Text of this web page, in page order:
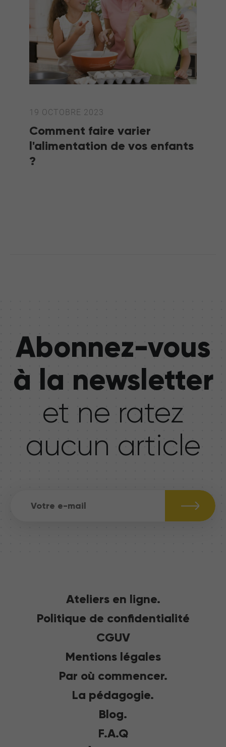
19 OCTOBRE 2023
Comment faire varier
l'alimentation de vos enfants
?
Abonnez-vous
à la newsletter
et ne ratez
aucun article
Ateliers en ligne.
Politique de confidentialité
CGUV
Mentions légales
Par où commencer.
La pédagogie.
Blog.
F.A.Q